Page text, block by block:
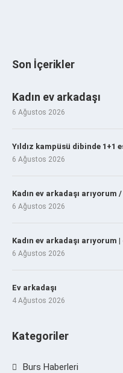
Son İçerikler
Kadın ev arkadaşı
6 Ağustos 2026
Yıldız kampüsü dibinde 1+1
6 Ağustos 2026
Kadın ev arkadaşı arıyorum
6 Ağustos 2026
Kadın ev arkadaşı arıyorum
6 Ağustos 2026
Ev arkadaşı
4 Ağustos 2026
Kategoriler
Burs Haberleri